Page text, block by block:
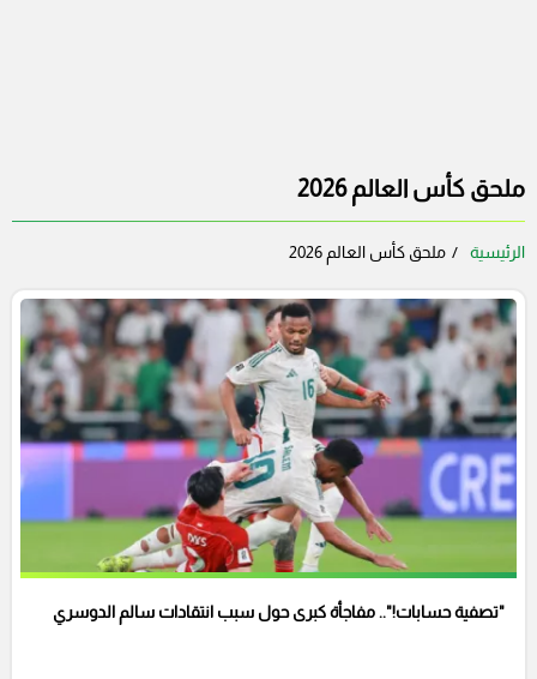
ملحق كأس العالم 2026
الرئيسية ملحق كأس العالم 2026
"تصفية حسابات!".. مفاجأة كبرى حول سبب انتقادات سالم الدوسري